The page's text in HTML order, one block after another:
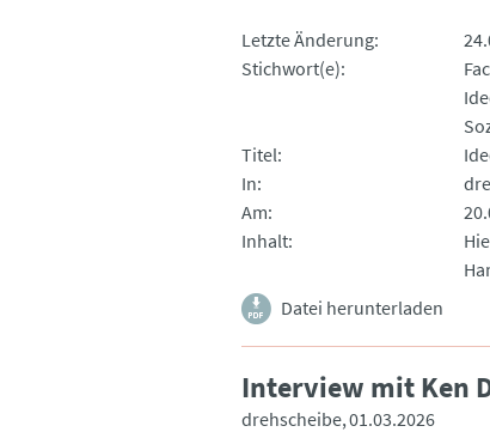
Letzte Änderung
Stichwort(e)
Titel
In
Am
Inhalt
Datei herunterladen
Interview mit Ken
drehscheibe 01.03.2026